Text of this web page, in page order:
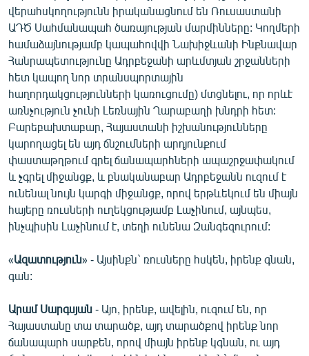
վերահսկողությունն իրականացնում են Ռուսաստանի
ԱԴԾ Սահմանապահ ծառայության մարմինները: Կողմերի
համաձայնությամբ կապահովվի Նախիջևանի Ինքնավար
Հանրապետությունը Ադրբեջանի արևմտյան շրջանների
հետ կապող նոր տրանսպորտային
հաղորդակցությունների կառուցումը) մտցնելու, որ որևէ
առնչություն չունի Լեռնային Ղարաբաղի խնդրի հետ:
Բարեբախտաբար, Հայաստանի իշխանությունները
կարողացել են այդ ճնշումների արդյունքում
փաստաթղթում գրել ճանապարհների ապաշրջափակում
և չգրել միջանցք, և բնականաբար Ադրբեջանն ուզում է
ունենալ նույն կարգի միջանցք, որով երթևեկում են միայն
հայերը ռուսների ուղեկցությամբ Լաչինում, այնպես,
ինչպիսին Լաչինում է, տեղի ունենա Զանգեզուրում:
«Ազատություն» - Այսինքն` ռուսները հսկեն, իրենք գնան,
գան:
Արամ Սարգսյան - Այո, իրենք, ավելին, ուզում են, որ
Հայաստանը տա տարածք, այդ տարածքով իրենք նոր
ճանապարհ սարքեն, որով միայն իրենք կգնան, ու այդ